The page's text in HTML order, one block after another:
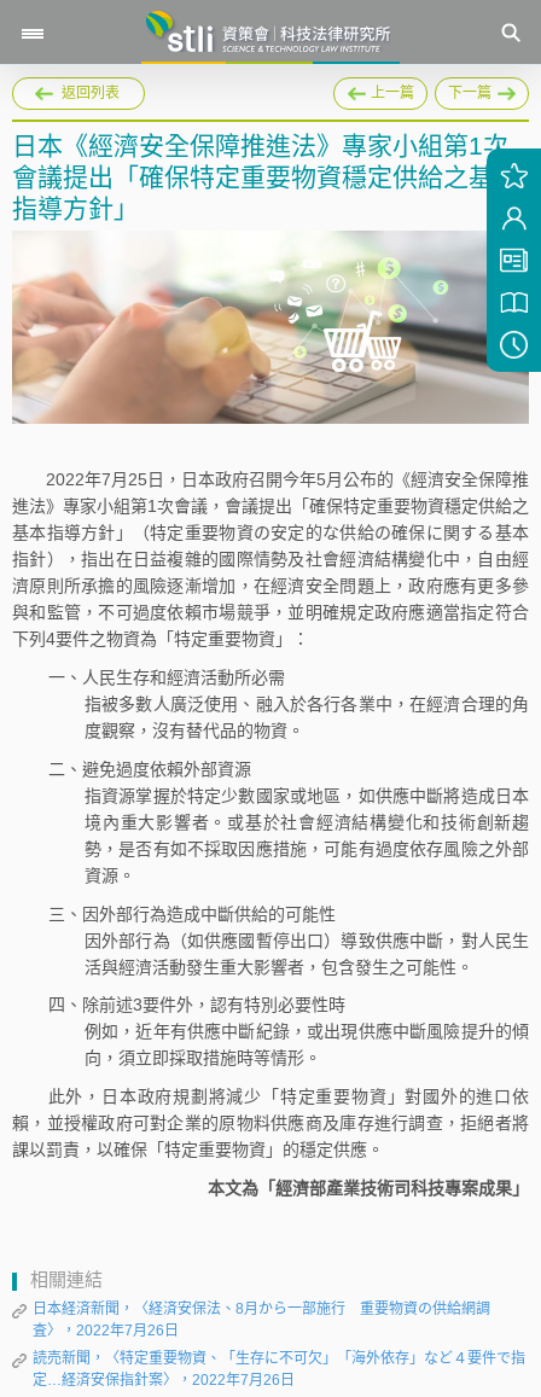
返回列表 上一篇 下一篇
日本《經濟安全保障推進法》專家小組第1次
會議提出「確保特定重要物資穩定供給之基本
指導方針」
2022年7月25日，日本政府召開今年5月公布的《經濟安全保障推
進法》專家小組第1次會議，會議提出「確保特定重要物資穩定供給之
基本指導方針」（特定重要物資の安定的な供給の確保に関する基本
指針），指出在日益複雜的國際情勢及社會經濟結構變化中，自由經
濟原則所承擔的風險逐漸增加，在經濟安全問題上，政府應有更多參
與和監管，不可過度依賴市場競爭，並明確規定政府應適當指定符合
下列4要件之物資為「特定重要物資」：
一、人民生存和經濟活動所必需
指被多數人廣泛使用、融入於各行各業中，在經濟合理的角
度觀察，沒有替代品的物資。
二、避免過度依賴外部資源
指資源掌握於特定少數國家或地區，如供應中斷將造成日本
境內重大影響者。或基於社會經濟結構變化和技術創新趨
勢，是否有如不採取因應措施，可能有過度依存風險之外部
資源。
三、因外部行為造成中斷供給的可能性
因外部行為（如供應國暫停出口）導致供應中斷，對人民生
活與經濟活動發生重大影響者，包含發生之可能性。
四、除前述3要件外，認有特別必要性時
例如，近年有供應中斷紀錄，或出現供應中斷風險提升的傾
向，須立即採取措施時等情形。
此外，日本政府規劃將減少「特定重要物資」對國外的進口依
賴，並授權政府可對企業的原物料供應商及庫存進行調查，拒絕者將
課以罰責，以確保「特定重要物資」的穩定供應。
本文為「經濟部產業技術司科技專案成果」
相關連結
日本経済新聞，〈経済安保法、8月から一部施行 重要物資の供給網調
査〉，2022年7月26日
読売新聞，〈特定重要物資、「生存に不可欠」「海外依存」など４要件で指
定…経済安保指針案〉，2022年7月26日